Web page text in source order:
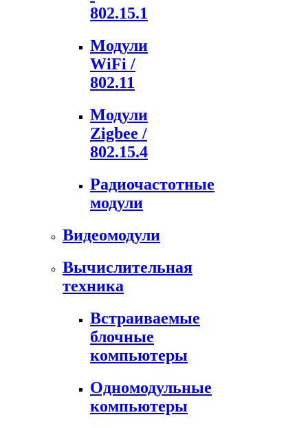
802.15.1
Модули
WiFi /
802.11
Модули
Zigbee /
802.15.4
Радиочастотные
модули
Видеомодули
Вычислительная
техника
Встраиваемые
блочные
компьютеры
Одномодульные
компьютеры